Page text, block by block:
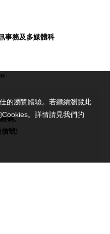
事務及多媒體科
碼,
號!
的瀏覽體驗。若繼續瀏覽此
。詳情請見我們的